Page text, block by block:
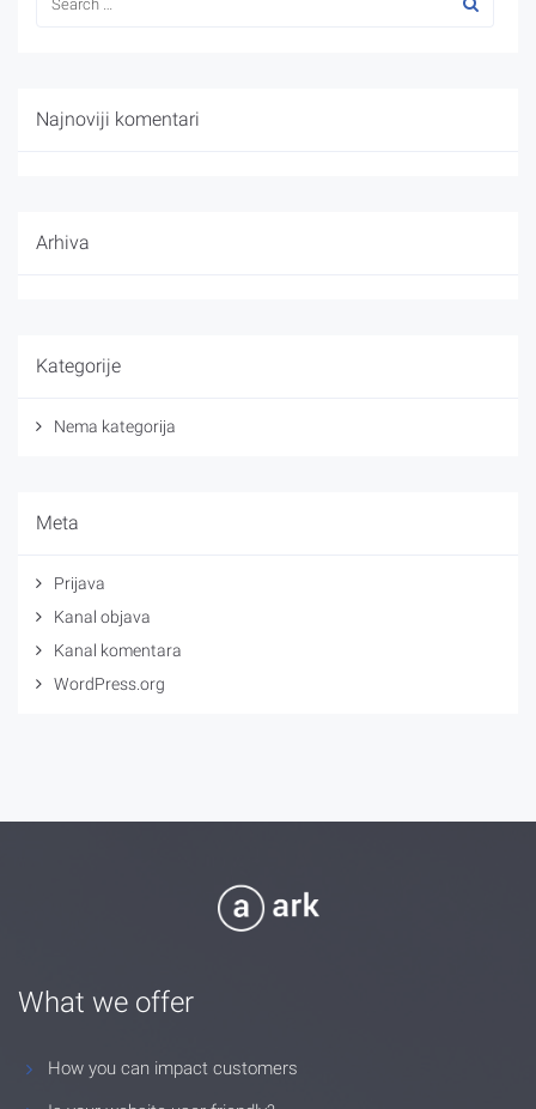
Najnoviji komentari
Arhiva
Kategorije
Nema kategorija
Meta
Prijava
Kanal objava
Kanal komentara
WordPress.org
What we offer
How you can impact customers